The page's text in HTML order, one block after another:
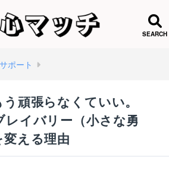
ポート
う頑張らなくていい。
レイバリー（小さな勇
える理由